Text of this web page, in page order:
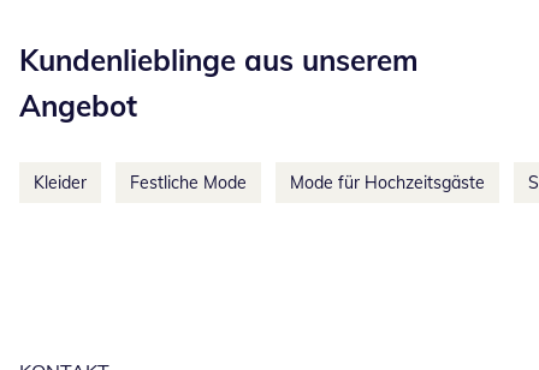
Kundenlieblinge aus unserem
Angebot
Kleider Festliche Mode Mode für Hochzeitsgäste